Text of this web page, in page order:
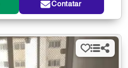
Contatar